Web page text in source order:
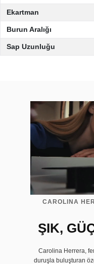
Ekartman
Burun Aralığı
Sap Uzunluğu
CAROLINA
ŞIK,
Carolina Herrera,
duruşla buluşturan